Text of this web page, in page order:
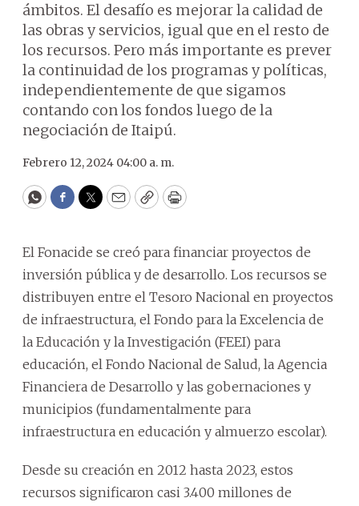
ámbitos. El desafío es mejorar la calidad de
las obras y servicios, igual que en el resto de
los recursos. Pero más importante es prever
la continuidad de los programas y políticas,
independientemente de que sigamos
contando con los fondos luego de la
negociación de Itaipú.
Febrero 12, 2024 04:00 a. m.
WhatsApp
Facebook
Twitter
EmailCopyPrint
El Fonacide se creó para financiar proyectos de
inversión pública y de desarrollo. Los recursos se
distribuyen entre el Tesoro Nacional en proyectos
de infraestructura, el Fondo para la Excelencia de
la Educación y la Investigación (FEEI) para
educación, el Fondo Nacional de Salud, la Agencia
Financiera de Desarrollo y las gobernaciones y
municipios (fundamentalmente para
infraestructura en educación y almuerzo escolar).
Desde su creación en 2012 hasta 2023, estos
recursos significaron casi 3.400 millones de